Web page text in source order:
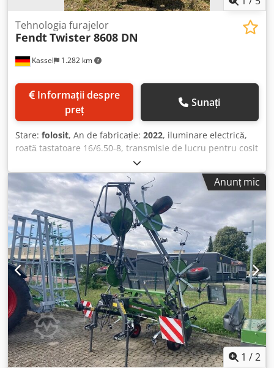
Kassel 1.282 km
Tehnologia furajelor
FendtTwister 8608 DN
preț
Sunați
Stare: folosit, An de fabricație: 2022, iluminare electrică,
roată tastatoare 16/6.50-8, transmisie de lucru pentru cosit
pe timp de noapte hidraulică / sistem de împrăștiere pe
roată / Cedot I Hbuspfx Ah Aerf
Anunț mic
1 /2